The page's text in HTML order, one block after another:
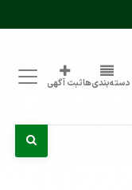
دسته‌بندی‌هاثبت آگهی